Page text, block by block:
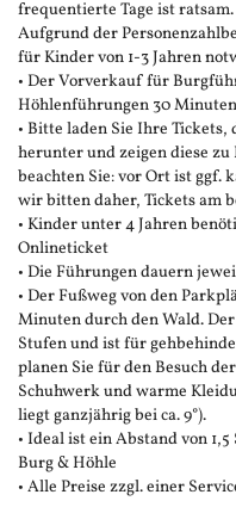
frequentierte Tage ist ratsam.
Aufgrund der
für Kinder von 1-3 Jahren
• Der Vorverkauf für
Höhlenführungen 30
• Bitte laden Sie Ihre
herunter und zeigen diese
beachten Sie: vor Ort ist ggf.
wir bitten daher, Tickets am
• Kinder unter 4 Jahren
Onlineticket
• Die Führungen dauern
• Der Fußweg von den
Minuten durch den Wald.
Stufen und ist für
planen Sie für den Besuch
Schuhwerk und warme
liegt ganzjährig bei ca. 9°).
• Ideal ist ein Abstand von
Burg & Höhle
• Alle Preise zzgl. einer